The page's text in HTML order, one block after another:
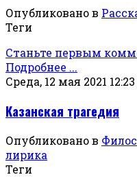
Опубликовано в
Теги
Станьте первым
Подробнее ...
Среда, 12 мая 2021 12:23
Казанская трагедия
Опубликовано в
лирика
Теги